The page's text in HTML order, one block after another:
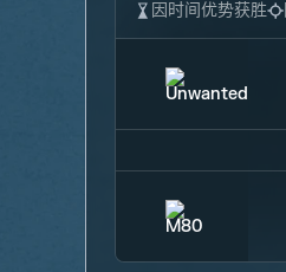
因时间优势获胜